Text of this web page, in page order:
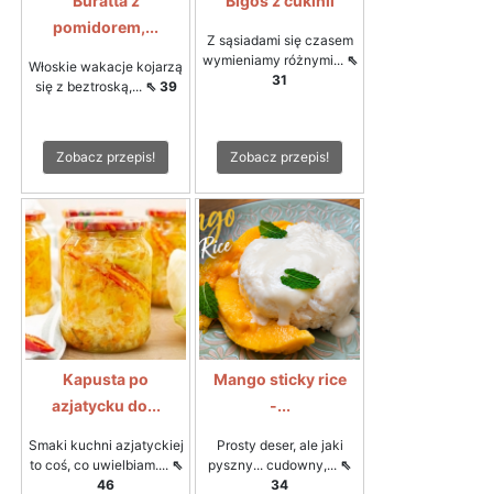
pomidorem,...
Włoskie wakacje kojarzą
się z beztroską,... ⇖ 39
Zobacz przepis!
Z sąsiadami się czasem
wymieniamy różnymi... ⇖
31
Zobacz przepis!
Kapusta po
azjatycku do...
Smaki kuchni azjatyckiej
to coś, co uwielbiam.... ⇖
46
Mango sticky rice
-...
Prosty deser, ale jaki
pyszny... cudowny,... ⇖
34